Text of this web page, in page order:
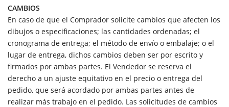
CAMBIOS
En caso de que el Comprador solicite cambios que afecten los
dibujos o especificaciones; las cantidades ordenadas; el
cronograma de entrega; el método de envío o embalaje; o el
lugar de entrega, dichos cambios deben ser por escrito y
firmados por ambas partes. El Vendedor se reserva el
derecho a un ajuste equitativo en el precio o entrega del
pedido, que será acordado por ambas partes antes de
realizar más trabajo en el pedido. Las solicitudes de cambios